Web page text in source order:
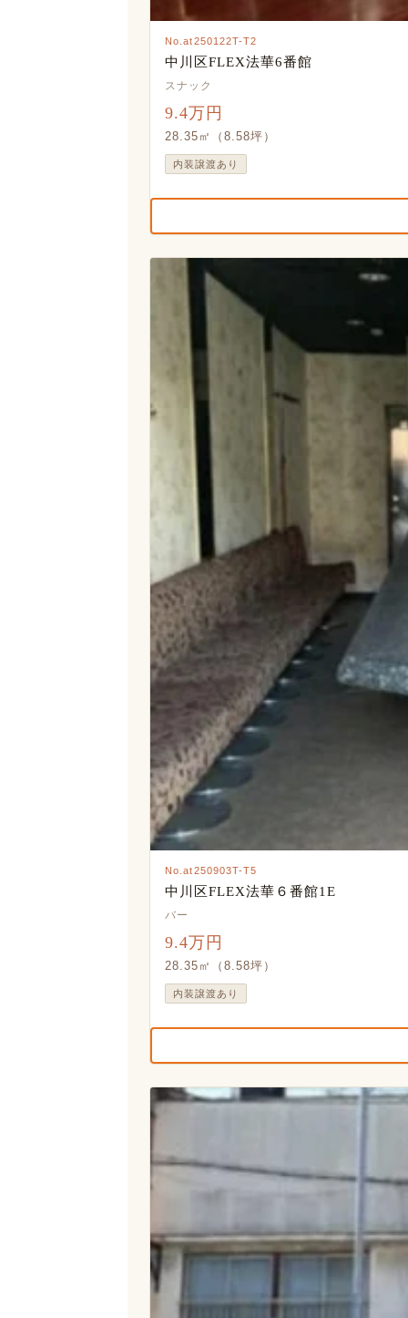
No.at250122T-T2
中川区FLEX法華6番館
スナック
9.4万円
28.35㎡（8.58坪）
内装譲渡あり
No.at250903T-T5
中川区FLEX法華６番館1E
バー
9.4万円
28.35㎡（8.58坪）
内装譲渡あり